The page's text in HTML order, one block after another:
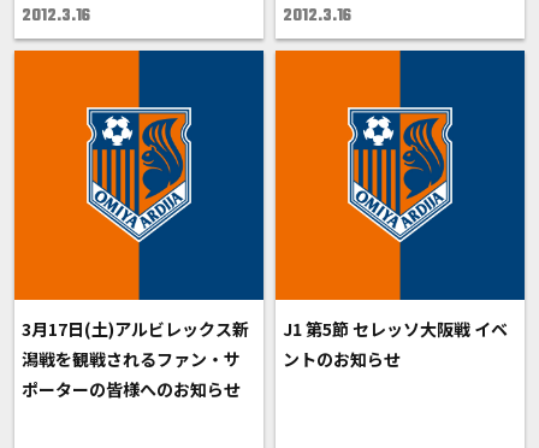
2012.3.16 2012.3.16
3月17日(土)アルビレックス新
潟戦を観戦されるファン・サ
ポーターの皆様へのお知らせ
J1 第5節 セレッソ大阪戦 イベ
ントのお知らせ